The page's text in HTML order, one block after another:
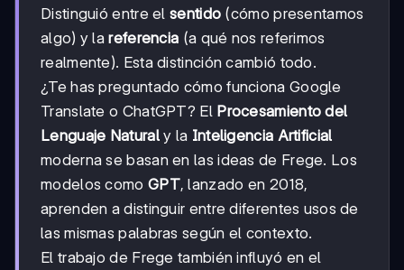
Distinguió entre elsentido (cómo presentamos
algo) y lareferencia (a qué nos referimos
realmente). Esta distinción cambió todo.
¿Te has preguntado cómo funciona Google
Translate o ChatGPT? El Procesamiento del
Lenguaje Naturaly la Inteligencia Artificial
moderna se basan en las ideas de Frege. Los
modelos como GPT, lanzado en 2018,
aprenden a distinguir entre diferentes usos de
las mismas palabras según el contexto.
El trabajo de Frege también influyó en el